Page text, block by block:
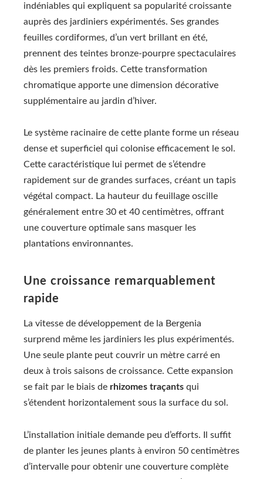
indéniables qui expliquent sa popularité croissante
auprès des jardiniers expérimentés. Ses grandes
feuilles cordiformes, d’un vert brillant en été,
prennent des teintes bronze-pourpre spectaculaires
dès les premiers froids. Cette transformation
chromatique apporte une dimension décorative
supplémentaire au jardin d’hiver.
Le système racinaire de cette plante forme un réseau
dense et superficiel qui colonise efficacement le sol.
Cette caractéristique lui permet de s’étendre
rapidement sur de grandes surfaces, créant un tapis
végétal compact. La hauteur du feuillage oscille
généralement entre 30 et 40 centimètres, offrant
une couverture optimale sans masquer les
plantations environnantes.
Une croissance remarquablement
rapide
La vitesse de développement de la Bergenia
surprend même les jardiniers les plus expérimentés.
Une seule plante peut couvrir un mètre carré en
deux à trois saisons de croissance. Cette expansion
se fait par le biais de rhizomes traçants qui
s’étendent horizontalement sous la surface du sol.
L’installation initiale demande peu d’efforts. Il suffit
de planter les jeunes plants à environ 50 centimètres
d’intervalle pour obtenir une couverture complète